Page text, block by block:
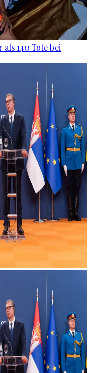
140 Tote bei